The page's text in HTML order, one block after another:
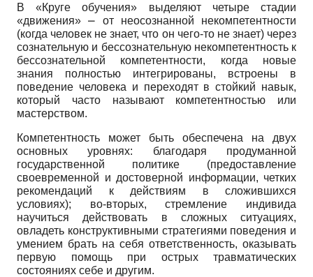
В «Круге обучения» выделяют четыре стадии
«движения» ⎼ от неосознанной некомпетентности
(когда человек не знает, что он чего-то не знает) через
сознательную и бессознательную некомпетентность к
бессознательной компетентности, когда новые
знания полностью интегрированы, встроены в
поведение человека и переходят в стойкий навык,
который часто называют компетентностью или
мастерством.
Компетентность может быть обеспечена на двух
основных уровнях: благодаря продуманной
государственной политике (предоставление
своевременной и достоверной информации, четких
рекомендаций к действиям в сложившихся
условиях); во-вторых, стремление индивида
научиться действовать в сложных ситуациях,
овладеть конструктивными стратегиями поведения и
умением брать на себя ответственность, оказывать
первую помощь при острых травматических
состояниях себе и другим.